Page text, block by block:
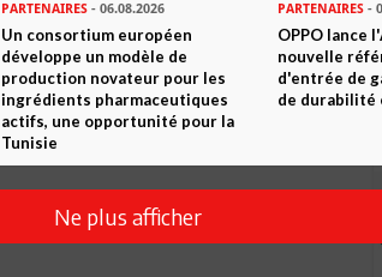
PARTENAIRES - 06.08.2026
Un consortium européen
développe un modèle de
production novateur pour les
ingrédients pharmaceutiques
actifs, une opportunité pour la
Tunisie
PARTENAIRES-
OPPO lance
nouvelle
d'entrée de
de durabilité
Ne plus afficher